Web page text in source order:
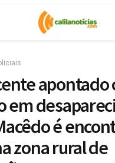
apontado
em
é
zona rural de